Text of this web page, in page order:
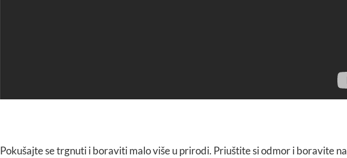
Pokušajte se trgnuti i boraviti malo više u prirodi. Priuštite si odmor i boravite na